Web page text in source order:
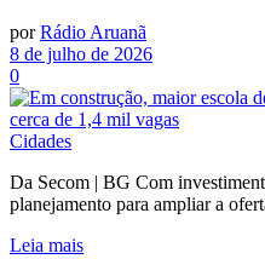
por Rádio Aruanã
8 de julho de 2026
0
Cidades
Da Secom | BG Com
planejamento para ampliar a
Leia mais